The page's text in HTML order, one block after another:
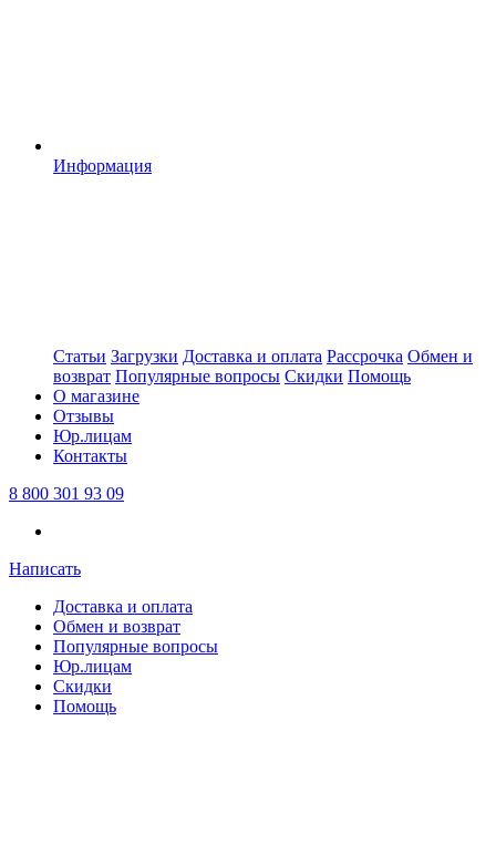
Информация
Статьи Загрузки Доставка и оплата Рассрочка Обмен и
возврат Популярные вопросы Скидки Помощь
О магазине
Отзывы
Юр.лицам
Контакты
8 800 301 93 09
Написать
Доставка и оплата
Обмен и возврат
Популярные вопросы
Юр.лицам
Скидки
Помощь